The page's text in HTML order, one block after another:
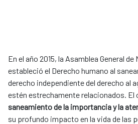
En el año 2015, la Asamblea General
estableció el Derecho humano al
derecho independiente del derecho al
estén estrechamente relacionados. El
saneamiento de la importancia y la
su profundo impacto en la vida de las